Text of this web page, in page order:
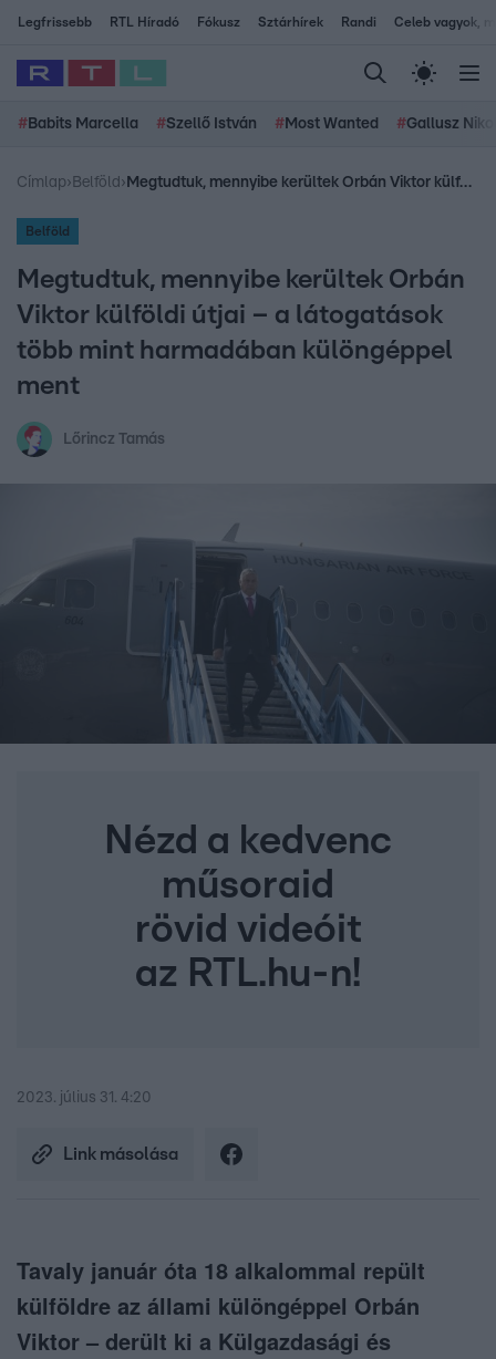
Legfrissebb RTL Híradó Fókusz Sztárhírek Randi Celeb vagyok,
# Babits Marcella #Szellő István # Most Wanted #Gallusz
Címlap› Belföld › Megtudtuk, mennyibe kerültek Orbán Viktor külföldi útjai – a látogatások több mint harmadában különgéppel ment
Belföld
Megtudtuk, mennyibe kerültek Orbán
Viktor külföldi útjai – a látogatások
több mint harmadában különgéppel
ment
Lőrincz Tamás
Nézd a kedvenc
műsoraid
rövid videóit
az RTL.hu-n!
2023. július 31. 4:20
Link másolása
Tavaly január óta 18 alkalommal repült
külföldre az állami különgéppel Orbán
Viktor – derült ki a Külgazdasági és